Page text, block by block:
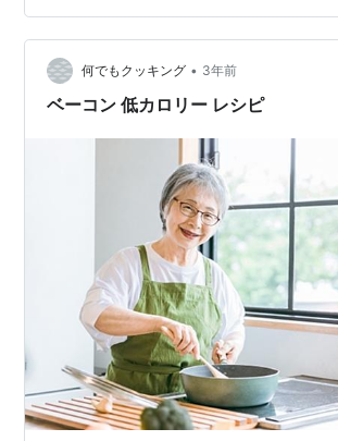
み焼き ＜レシピ4＞牛乳大量消費！ほう
スープ ＜レシピ5＞ミニトマトのチーズ
量消費 ＜レシピ6＞簡単！白菜とベーコン
あんかけ ＜レシピ7＞デパ地…
何でもクッキング • 3年前
ベーコン 低カロリー レシピ